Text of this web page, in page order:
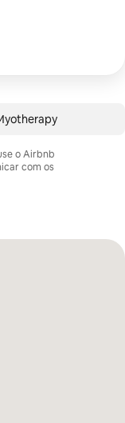
o Airbnb
com os